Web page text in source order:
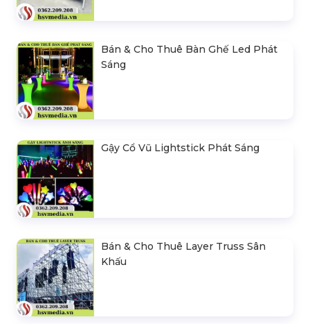
Bán & Cho Thuê Bàn Ghế Led Phát
Sáng
Gậy Cổ Vũ Lightstick Phát Sáng
Bán & Cho Thuê Layer Truss Sân
Khấu